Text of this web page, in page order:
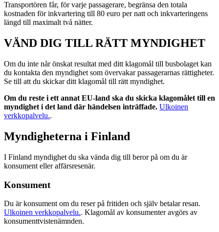
Transportören får, för varje passagerare, begränsa den totala
kostnaden för inkvartering till 80 euro per natt och inkvarteringens
längd till maximalt två nätter.
VÄND DIG TILL RÄTT MYNDIGHET
Om du inte når önskat resultat med ditt klagomål till busbolaget kan
du kontakta den myndighet som övervakar passagerarnas rättigheter.
Se till att du skickar ditt klagomål till rätt myndighet.
Om du reste i ett annat EU-land ska du skicka klagomålet till en
myndighet i det land där händelsen inträffade. Ulkoinen
verkkopalvelu..
Myndigheterna i Finland
I Finland myndighet du ska vända dig till beror på om du är
konsument eller affärsresenär.
Konsument
Du är konsument om du reser på fritiden och själv betalar resan.
Ulkoinen verkkopalvelu.. Klagomål av konsumenter avgörs av
konsumenttvistenämnden.